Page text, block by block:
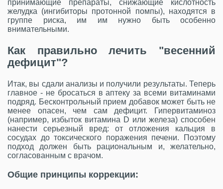
принимающие препараты, снижающие кислотность
желудка (ингибиторы протонной помпы), находятся в
группе риска, им им нужно быть особенно
внимательными.
Как правильно лечить "весенний
дефицит"?
Итак, вы сдали анализы и получили результаты. Теперь
главное - не бросаться в аптеку за всеми витаминами
подряд. Бесконтрольный прием добавок может быть не
менее опасен, чем сам дефицит. Гипервитаминоз
(например, избыток витамина D или железа) способен
нанести серьезный вред: от отложения кальция в
сосудах до токсического поражения печени. Поэтому
подход должен быть рациональным и, желательно,
согласованным с врачом.
Общие принципы коррекции: